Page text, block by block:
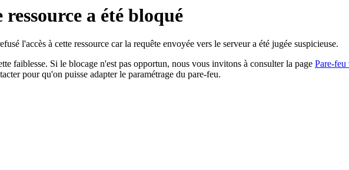
ressource a été bloqué
l'accès à cette ressource car la requête envoyée vers le serveur a été jugée suspicieuse.
faiblesse. Si le blocage n'est pas opportun, nous vous invitons à consulter la page Pare-
pour qu'on puisse adapter le paramétrage du pare-feu.